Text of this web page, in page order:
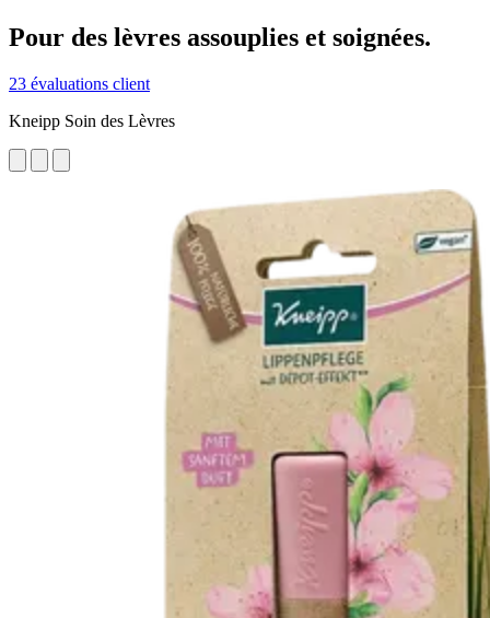
Pour des lèvres assouplies et soignées.
23 évaluations client
Kneipp Soin des Lèvres